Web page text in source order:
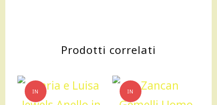
Prodotti correlati
IN IN